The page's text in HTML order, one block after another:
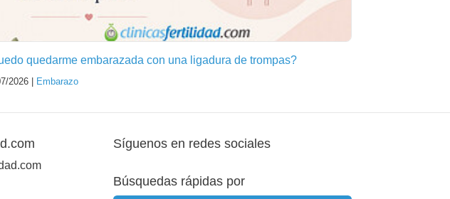
quedarme embarazada con una ligadura de trompas?
2026 | Embarazo
Síguenos en redes sociales
Búsquedas rápidas por